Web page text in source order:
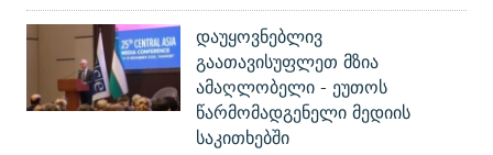
დაუყოვნებლივ
გაათავისუფლეთ მზია
ამაღლობელი - ეუთოს
წარმომადგენელი მედიის
საკითხებში